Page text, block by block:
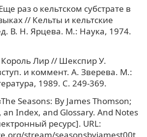
раз о кельтском субстрате в
// Кельты и кельтские
В. Н. Ярцева. М.: Наука, 1974.
Лир // Шекспир У.
и коммент. А. Зверева. М.:
1989. C. 249-369.
Seasons: By James Thomson;
an Index, and Glossary. And Notes
ресурс]. URL: